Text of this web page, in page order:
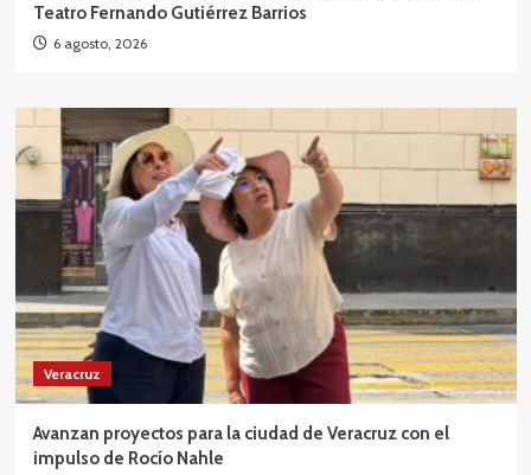
Teatro Fernando Gutiérrez Barrios
6 agosto, 2026
Veracruz
Avanzan proyectos para la ciudad de Veracruz con el
impulso de Rocío Nahle